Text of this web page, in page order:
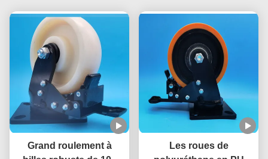
Grand roulement à
Les roues de